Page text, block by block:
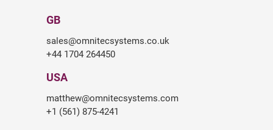
GB
sales@omnitecsystems.co.uk
+44 1704 264450
USA
matthew@omnitecsystems.com
+1 (561) 875-4241